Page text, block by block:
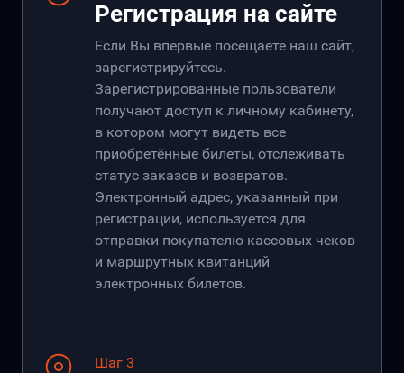
Регистрация на сайте
Если Вы впервые посещаете наш сайт,
зарегистрируйтесь.
Зарегистрированные пользователи
получают доступ к личному кабинету,
в котором могут видеть все
приобретённые билеты, отслеживать
статус заказов и возвратов.
Электронный адрес, указанный при
регистрации, используется для
отправки покупателю кассовых чеков
и маршрутных квитанций
электронных билетов.
Шаг 3